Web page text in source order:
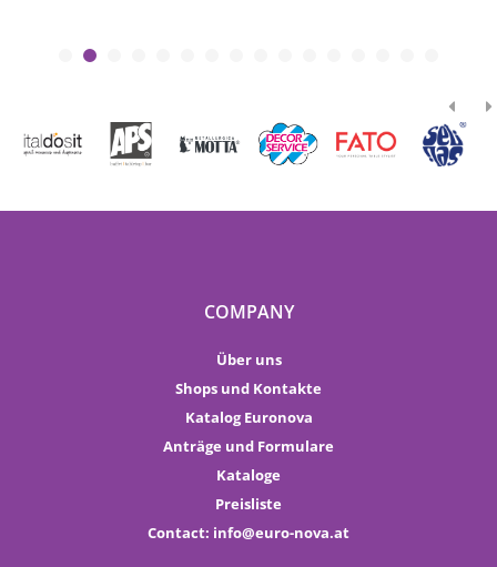
COMPANY
Über uns
Shops und Kontakte
Katalog Euronova
Anträge und Formulare
Kataloge
Preisliste
Contact: info euro-nova.at